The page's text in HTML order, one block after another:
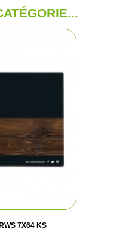
7X64 KS